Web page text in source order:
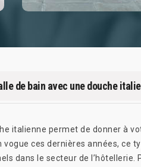
de bain avec une douche
italienne permet de donner à
vogue ces dernières années, ce
dans le secteur de l’hôtellerie.